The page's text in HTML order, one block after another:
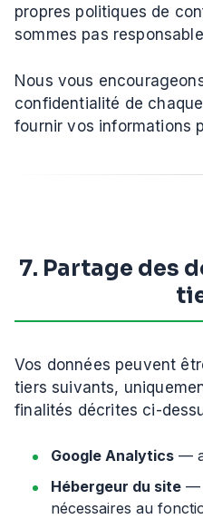
propres politiques de
sommes pas
Nous vous
confidentialité de
fournir vos informations
7. Partage des
Vos données peuvent
tiers suivants,
finalités décrites ci-
Google Analytics —
Hébergeur du site —
nécessaires au